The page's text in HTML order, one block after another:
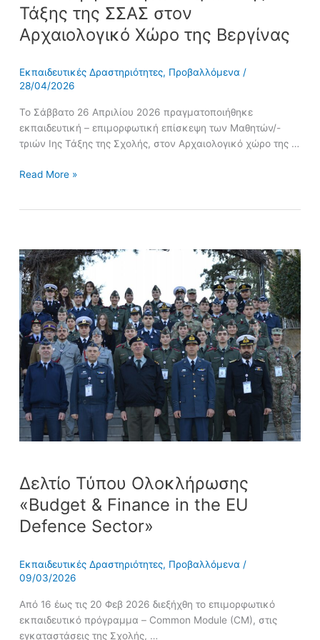
Τάξης της ΣΣΑΣ στον
Αρχαιολογικό Χώρο της Βεργίνας
Εκπαιδευτικές Δραστηριότητες, Προβαλλόμενα /
28/04/2026
Το Σάββατο 26 Απριλίου 2026 πραγματοποιήθηκε
εκπαιδευτική – επιμορφωτική επίσκεψη των Μαθητών/-
τριών Ιης Τάξης της Σχολής, στον Αρχαιολογικό χώρο της …
Read More »
Δελτίο Τύπου Ολοκλήρωσης
«Budget & Finance in the EU
Defence Sector»
Εκπαιδευτικές Δραστηριότητες, Προβαλλόμενα /
09/03/2026
Από 16 έως τις 20 Φεβ 2026 διεξήχθη το επιμορφωτικό
εκπαιδευτικό πρόγραμμα – Common Module (CM), στις
εγκαταστάσεις της Σχολής, …
Δελτίο
Τύπου
Ολοκλήρωσης
«Budget
&
Finance
in
the
EU
Defence
Sector»